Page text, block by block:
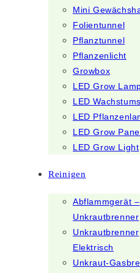
Mini
Folientunnel
Pflanztunnel
Pflanzenlicht
Growbox
LED Grow
LED
LED
LED Grow
LED Grow Light
Reinigen
Abflammgerät –
Unkrautbrenner
Unkrautbrenner
Elektrisch
Unkraut-